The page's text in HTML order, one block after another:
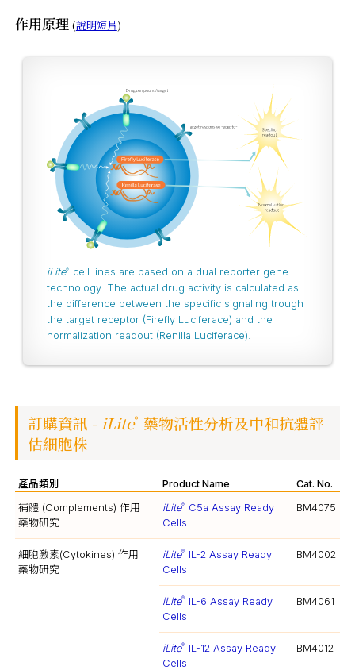
作用原理 (說明短片)
iLite®
cell lines are based on a dual reporter gene
technology. The actual drug activity is calculated as
the difference between the specific signaling trough
the target receptor (Firefly Luciferace) and the
normalization readout (Renilla Luciferace).
訂購資訊 - iLite®
藥物活性分析及中和抗體評
估細胞株
產品類別 Product Name
Cat. No.
補體 (Complements) 作用
藥物研究
iLite®
C5a Assay Ready
Cells
BM4075
細胞激素(Cytokines) 作用
藥物研究
iLite®
IL-2 Assay Ready
Cells
BM4002
iLite®
IL-6 Assay Ready
Cells
BM4061
iLite®
IL-12 Assay Ready
Cells
BM4012